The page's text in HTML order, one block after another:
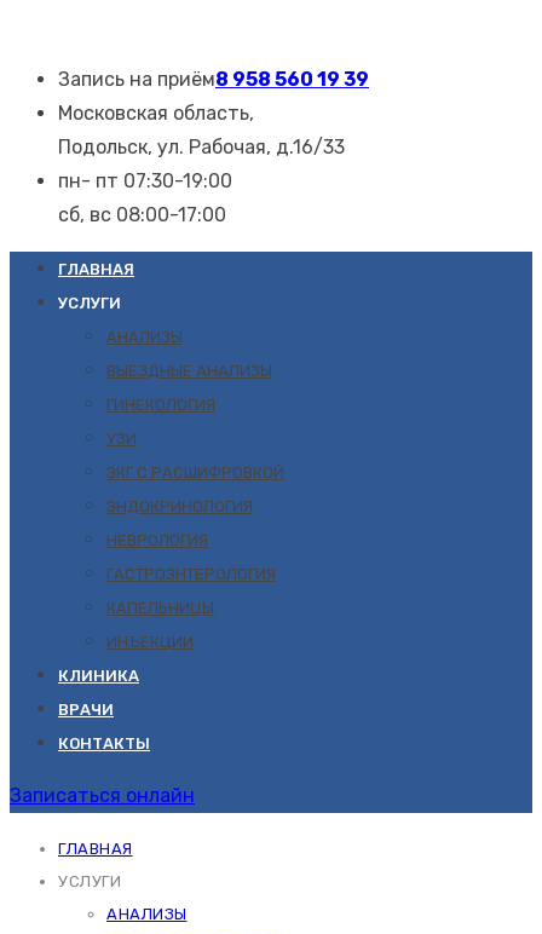
Запись на приём8 958 560 19 39
Московская область,
Подольск, ул. Рабочая, д.16/33
пн- пт 07:30-19:00
сб, вс 08:00-17:00
ГЛАВНАЯ
УСЛУГИ
АНАЛИЗЫ
ВЫЕЗДНЫЕ АНАЛИЗЫ
ГИНЕКОЛОГИЯ
УЗИ
ЭКГ С РАСШИФРОВКОЙ
ЭНДОКРИНОЛОГИЯ
НЕВРОЛОГИЯ
ГАСТРОЭНТЕРОЛОГИЯ
КАПЕЛЬНИЦЫ
ИНЪЕКЦИИ
КЛИНИКА
ВРАЧИ
КОНТАКТЫ
Записаться онлайн
ГЛАВНАЯ
УСЛУГИ
АНАЛИЗЫ